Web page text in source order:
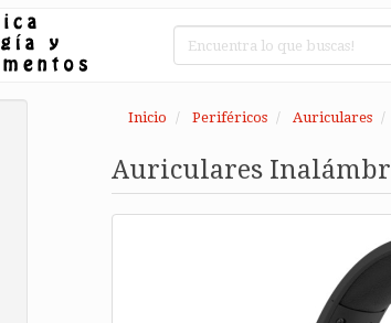
Inicio Periféricos Auriculares
Auriculares